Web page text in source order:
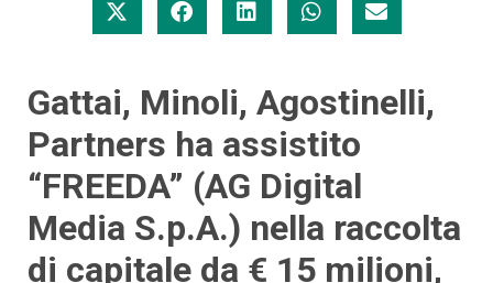
Gattai, Minoli, Agostinelli,
Partners ha assistito
“FREEDA” (AG Digital
Media S.p.A.) nella raccolta
di capitale da € 15 milioni,